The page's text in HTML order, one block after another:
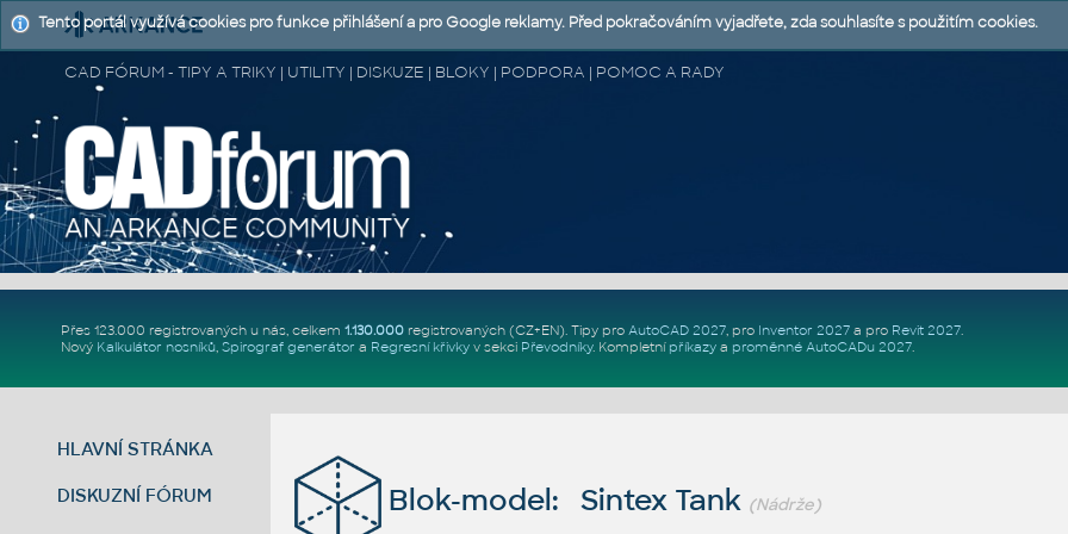
CAD FÓRUM - TIPY A TRIKY | UTILITY | DISKUZE | BLOKY | PODPORA | POMOC A RADY
Přes 123.000 registrovaných u nás, celkem 1.130.000registrovaných (CZ+EN). Tipy pro AutoCAD 2027, pro Inventor 2027a pro Revit 2027.
Nový Kalkulátor nosníků, Spirograf generátor a Regresní křivkyv sekci Převodníky. Kompletní příkazya proměnné AutoCADu 2027.
HLAVNÍ STRÁNKA
DISKUZNÍ FÓRUM Blok-model: Sintex Tank (Nádrže)
Tento portál využívá cookies pro funkce přihlášení a pro Google reklamy. Před pokračováním vyjadřete, zda souhlasíte s použitím cookies.